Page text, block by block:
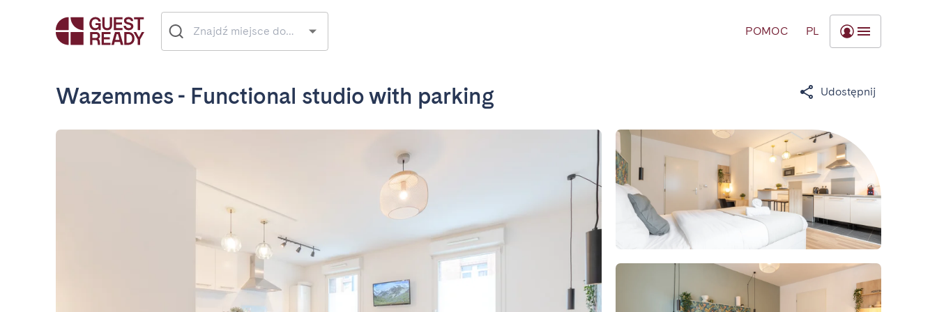
POMOC PL
Wazemmes - Functional studio with parking Udostępnij